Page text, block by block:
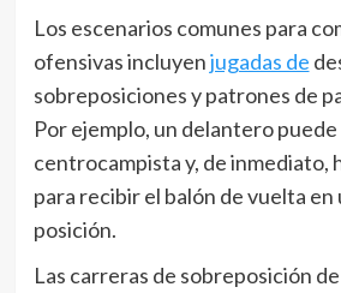
Los escenarios comunes para
ofensivas incluyenjugadas de
sobreposiciones y patrones de
Por ejemplo, un delantero puede
centrocampista y, de inmediato,
para recibir el balón de vuelta en
posición.
Las carreras de sobreposición